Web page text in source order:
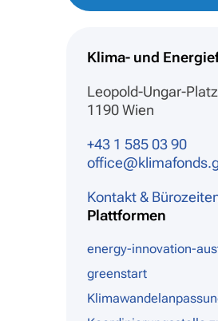
Klima- und
Leopold-Ungar-
1190 Wien
+43 1 585 03 90
Kontakt &
Plattformen
energy-innovation-
greenstart